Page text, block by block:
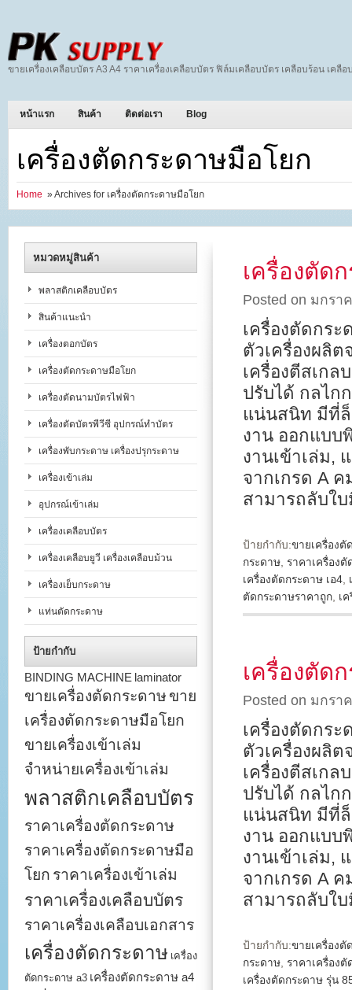
ขายเครื่องเคลือบบัตร A3 A4 ราคาเครื่องเคลือบบัตร ฟิล์มเคลือบบัตร เคลือบร้อน เคลือ
หน้าแรก สินค้า ติดต่อเรา Blog
เครื่องตัดกระดาษมือโยก
Home » Archives for เครื่องตัดกระดาษมือโยก
เครื่องตัด
Posted on มกรา
เครื่องตัดกร
ตัวเครื่องผลิ
เครื่องตีสเกล
ปรับได้ กลไก
แน่นสนิท มีที่
งาน ออกแบบ
งานเข้าเล่ม,
จากเกรด A
สามารถลับใ
ป้ายกำกับ:ขายเครื่องตั
กระดาษ, ราคาเครื่อง
เครื่องตัดกระดาษ เอ4,
ตัดกระดาษราคาถูก, เ
เครื่องตัด
Posted on มกรา
เครื่องตัดกร
ตัวเครื่องผลิ
เครื่องตีสเกล
ปรับได้ กลไก
แน่นสนิท มีที่
งาน ออกแบบ
งานเข้าเล่ม,
จากเกรด A
สามารถลับใ
ป้ายกำกับ:ขายเครื่องตั
กระดาษ, ราคาเครื่อง
เครื่องตัดกระดาษ รุ่น
หมวดหมู่สินค้า
พลาสติกเคลือบบัตร
สินค้าแนะนำ
เครื่องตอกบัตร
เครื่องตัดกระดาษมือโยก
เครื่องตัดนามบัตรไฟฟ้า
เครื่องตัดบัตรพีวีซี อุปกรณ์ทำบัตร
เครื่องพับกระดาษ เครื่องปรุกระดาษ
เครื่องเข้าเล่ม
อุปกรณ์เข้าเล่ม
เครื่องเคลือบบัตร
เครื่องเคลือบยูวี เครื่องเคลือบม้วน
เครื่องเย็บกระดาษ
แท่นตัดกระดาษ
ป้ายกำกับ
BINDING MACHINE laminator
ขายเครื่องตัดกระดาษ ขาย
เครื่องตัดกระดาษมือโยก
ขายเครื่องเข้าเล่ม
จำหน่ายเครื่องเข้าเล่ม
พลาสติกเคลือบบัตร
ราคาเครื่องตัดกระดาษ
ราคาเครื่องตัดกระดาษมือ
โยก ราคาเครื่องเข้าเล่ม
ราคาเครื่องเคลือบบัตร
ราคาเครื่องเคลือบเอกสาร
เครื่องตัดกระดาษ เครื่อง
ตัดกระดาษ a3 เครื่องตัดกระดาษ a4